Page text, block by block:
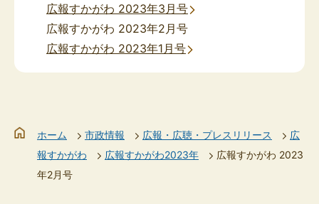
広報すかがわ 2023年3月号
広報すかがわ 2023年2月号
広報すかがわ 2023年1月号
ホーム 市政情報 広報・広聴・プレスリリース
広
報すかがわ
広報すかがわ2023年
広報すかがわ 2023
年2月号